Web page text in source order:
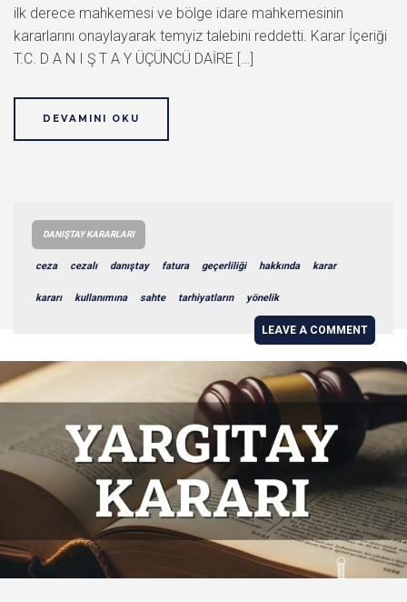
ilk derece mahkemesi ve bölge idare mahkemesinin
kararlarını onaylayarak temyiz talebini reddetti. Karar İçeriği
T.C. D A N I Ş T A Y ÜÇÜNCÜ DAİRE […]
DEVAMINI OKU
DANIŞTAY KARARLARI
ceza cezalı danıştay fatura geçerliliği hakkında karar
kararı kullanımına sahte tarhiyatların yönelik
LEAVE A COMMENT